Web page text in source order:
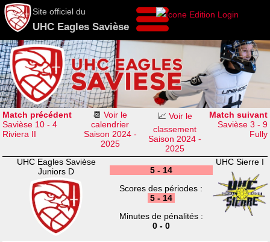
Site officiel du
UHC Eagles Savièse
Match précédent
Savièse 10 - 4
Riviera II
📆 Voir le
calendrier
Saison 2024 -
2025
📈 Voir le
classement
Saison 2024 -
2025
Match suivant
Savièse 3 - 9
Fully
UHC Eagles Savièse
Juniors D
5 - 14
Scores des périodes :
5 - 14
Minutes de pénalités :
0 - 0
UHC Sierre I